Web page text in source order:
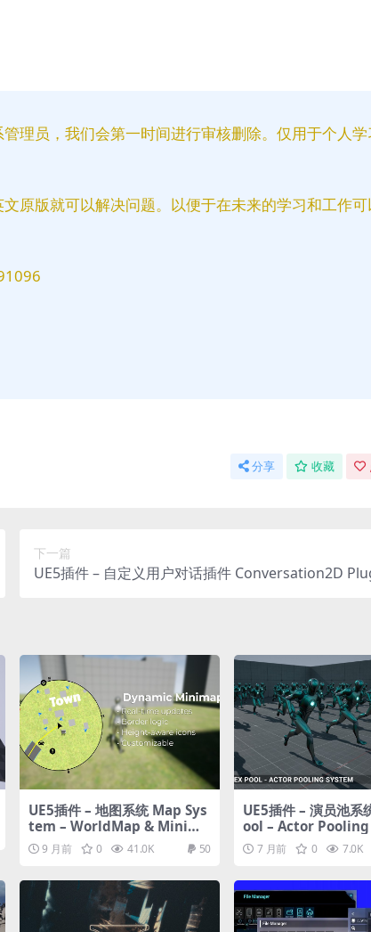
理员，我们会第一时间进行审核删除。仅用于个人
原版就可以解决问题。以便于在未来的学习和工作可
分享 收藏
下一篇
UE5插件 – 自定义用户对话插件 Conversation2D
UE5插件 – 地图系统 Map Sys
tem – WorldMap & Minima
p 9 月前 0 41.0K 50
UE5插件 – 演员池系
ool – Actor
7 月前 0 7.0K